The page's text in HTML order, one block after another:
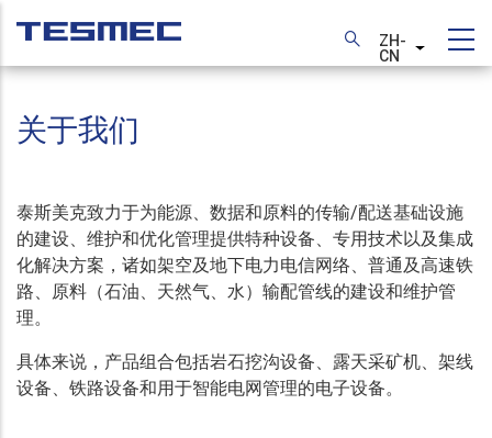
到
ZH-
CN
列出额外
关于我们
泰斯美克致力于为能源、数据和原料的传输/配送基础设施
的建设、维护和优化管理提供特种设备、专用技术以及集成
化解决方案，诸如架空及地下电力电信网络、普通及高速铁
路、原料（石油、天然气、水）输配管线的建设和维护管
理。
具体来说，产品组合包括岩石挖沟设备、露天采矿机、架线
设备、铁路设备和用于智能电网管理的电子设备。